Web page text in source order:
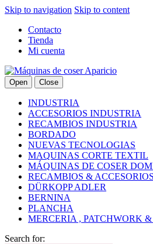
Skip to navigation Skip to content
Contacto
Tienda
Mi cuenta
Open Close
INDUSTRIA
ACCESORIOS INDUSTRIA
RECAMBIOS INDUSTRIA
BORDADO
NUEVAS TECNOLOGIAS
MAQUINAS CORTE TEXTIL
MÁQUINAS DE COSER
RECAMBIOS & ACCESORIOS
DÜRKOPP ADLER
BERNINA
PLANCHA
MERCERIA , PATCHWORK &
Search for: